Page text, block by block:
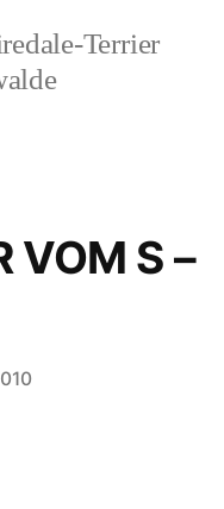
Terrier
VOM S –